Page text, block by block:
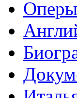
Оперы